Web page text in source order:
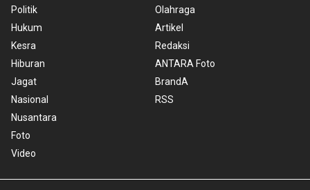
Politik
Hukum
Kesra
Hiburan
Jagat
Nasional
Nusantara
Foto
Video
Olahraga
Artikel
Redaksi
ANTARA Foto
BrandA
RSS